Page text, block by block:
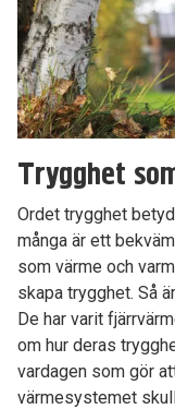
Trygghet
Ordet trygghet
många är ett
som värme och
skapa trygghet. Så
De har varit
om hur deras
vardagen som gör
värmesystemet